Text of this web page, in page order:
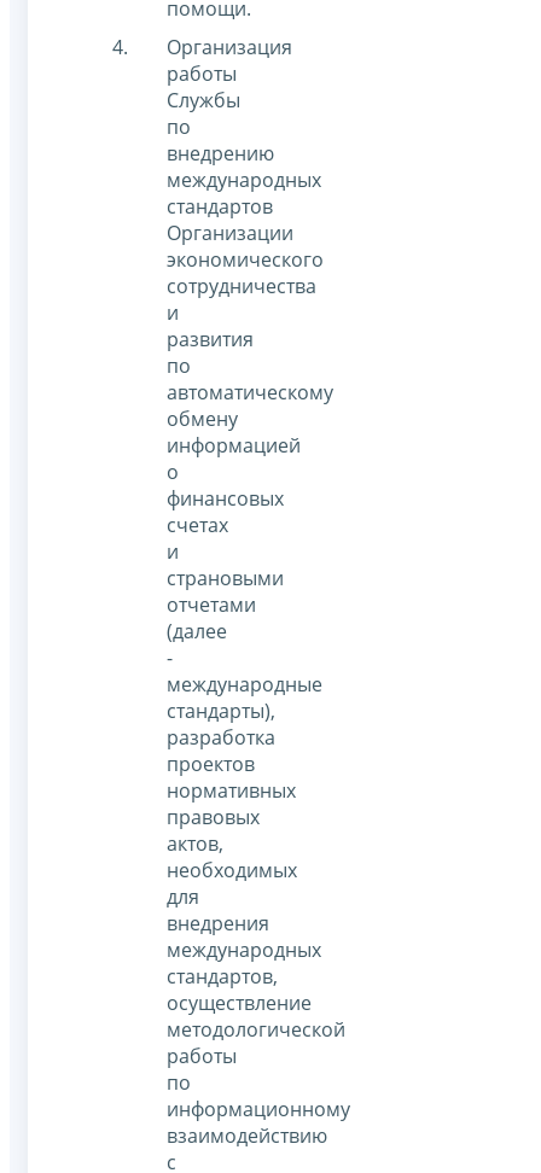
помощи.
Организация
работы
Службы
по
внедрению
международных
стандартов
Организации
экономического
сотрудничества
и
развития
по
автоматическому
обмену
информацией
о
финансовых
счетах
и
страновыми
отчетами
(далее
-
международные
стандарты),
разработка
проектов
нормативных
правовых
актов,
необходимых
для
внедрения
международных
стандартов,
осуществление
методологической
работы
по
информационному
взаимодействию
с